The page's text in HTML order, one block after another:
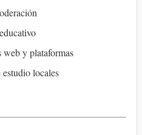
y plataformas
locales